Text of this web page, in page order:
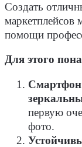
Создать
маркетплейсов
помощи
Для этого
Смартфон
первую
фото.